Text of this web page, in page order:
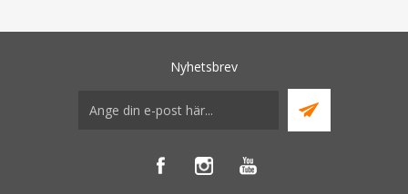
Nyhetsbrev